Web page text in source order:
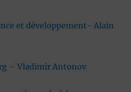
et développement- Alain
– Vladimir Antonov